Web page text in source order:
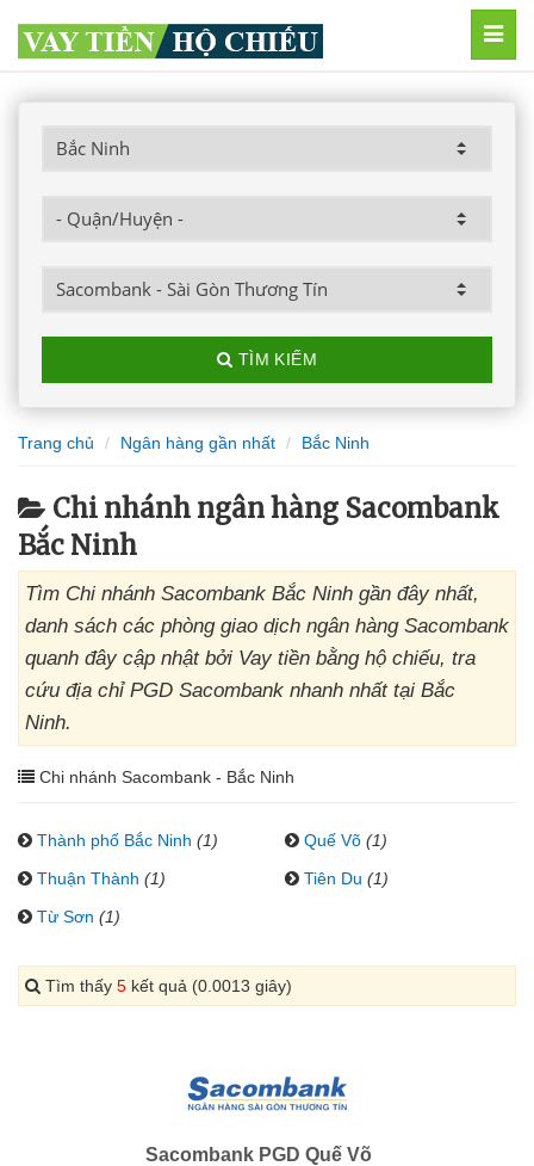
TÌM KIẾM
Trang chủ Ngân hàng gần nhất Bắc Ninh
Chi nhánh ngân hàng Sacombank
Bắc Ninh
Tìm Chi nhánh Sacombank Bắc Ninh gần đây nhất,
danh sách các phòng giao dịch ngân hàng Sacombank
quanh đây cập nhật bởi Vay tiền bằng hộ chiếu, tra
cứu địa chỉ PGD Sacombank nhanh nhất tại Bắc
Ninh.
Chi nhánh Sacombank - Bắc Ninh
Thành phố Bắc Ninh (1) Quế Võ (1)
Thuận Thành (1) Tiên Du (1)
Từ Sơn (1)
Tìm thấy 5 kết quả (0.0013 giây)
Sacombank PGD Quế Võ